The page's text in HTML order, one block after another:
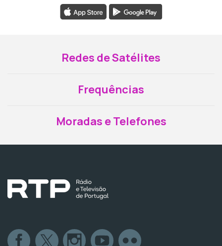
Redes de Satélites
Frequências
Moradas e Telefones